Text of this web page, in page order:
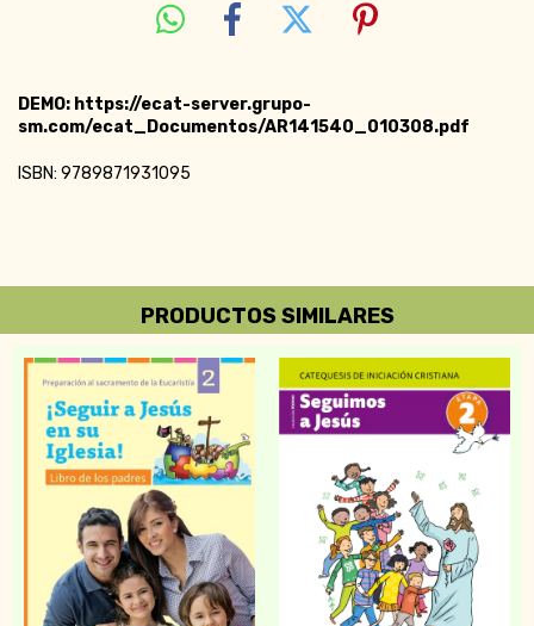
DEMO: https://ecat-server.grupo-
sm.com/ecat_Documentos/AR141540_010308.pdf
ISBN: 9789871931095
PRODUCTOS SIMILARES